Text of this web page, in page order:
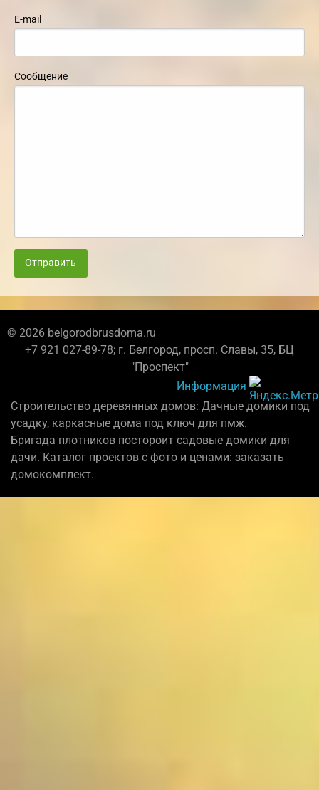
E-mail
Сообщение
Отправить
© 2026 belgorodbrusdoma.ru
+7 921 027-89-78; г. Белгород, просп. Славы, 35, БЦ
"Проспект"
Информация
Строительство деревянных домов: Дачные домики под
усадку, каркасные дома под ключ для пмж.
Бригада плотников постороит садовые домики для
дачи. Каталог проектов с фото и ценами: заказать
домокомплект.